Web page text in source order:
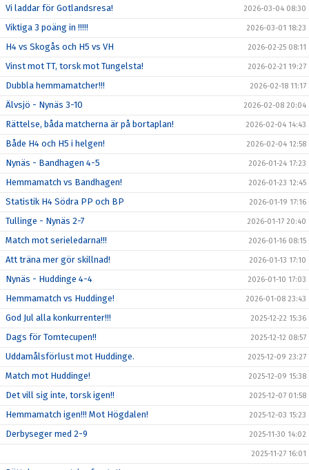
Vi laddar för Gotlandsresa! 2026-03-04 08:30
Viktiga 3 poäng in !!!!! 2026-03-01 18:23
H4 vs Skogås och H5 vs VH 2026-02-25 08:11
Vinst mot TT, torsk mot Tungelsta! 2026-02-21 19:27
Dubbla hemmamatcher!!! 2026-02-18 11:17
Älvsjö - Nynäs 3-10 2026-02-08 20:04
Rättelse, båda matcherna är på bortaplan! 2026-02-04 14:43
Både H4 och H5 i helgen! 2026-02-04 12:58
Nynäs - Bandhagen 4-5 2026-01-24 17:23
Hemmamatch vs Bandhagen! 2026-01-23 12:45
Statistik H4 Södra PP och BP 2026-01-19 17:16
Tullinge - Nynäs 2-7 2026-01-17 20:40
Match mot serieledarna!!! 2026-01-16 08:15
Att träna mer gör skillnad! 2026-01-13 17:10
Nynäs - Huddinge 4-4 2026-01-10 17:03
Hemmamatch vs Huddinge! 2026-01-08 23:43
God Jul alla konkurrenter!!! 2025-12-22 15:36
Dags för Tomtecupen!! 2025-12-12 08:57
Uddamålsförlust mot Huddinge. 2025-12-09 23:27
Match mot Huddinge! 2025-12-09 15:38
Det vill sig inte, torsk igen!! 2025-12-07 01:58
Hemmamatch igen!!! Mot Högdalen! 2025-12-03 15:23
Derbyseger med 2-9 2025-11-30 14:02
2025-11-27 16:01